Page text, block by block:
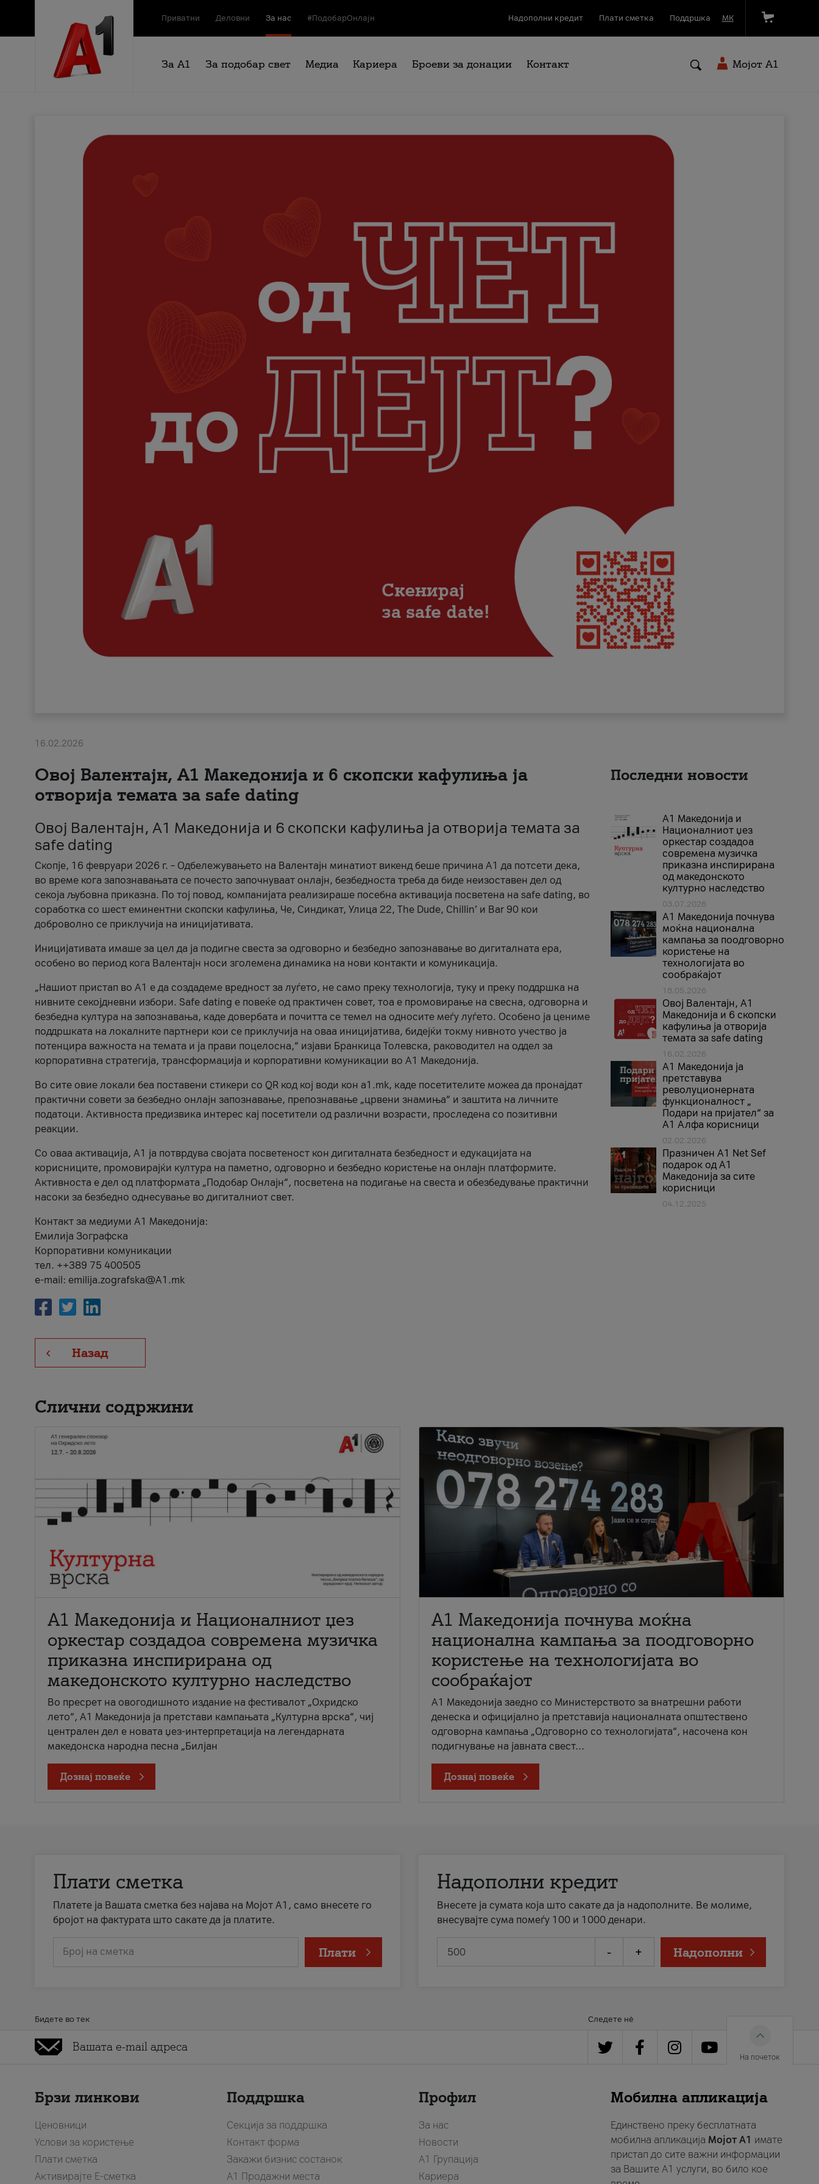
Приватни Деловни За нас #ПодобарОнлајн Надополни кредит Плати сметка Поддршка МК
За А1 За подобар свет Медиа Кариера Броеви за донации Контакт Мојот A1
16.02.2026
Овој Валентајн, A1 Македонија и 6 скопски кафулиња ја
отворија темата за safe dating
Овој Валентајн, A1 Македонија и 6 скопски кафулиња ја отворија темата за
safe dating
Скопје, 16 февруари 2026 г. – Одбележувањето на Валентајн минатиот викенд беше причина А1 да потсети дека,
во време кога запознавањата се почесто започнуваат онлајн, безбедноста треба да биде неизоставен дел од
секоја љубовна приказна. По тој повод, компанијата реализираше посебна активација посветена на safe dating, во
соработка со шест еминентни скопски кафулиња, Че, Синдикат, Улица 22, The Dude, Chillin’ и Bar 90 кои
доброволно се приклучија на иницијативата.
Иницијативата имаше за цел да ја подигне свеста за одговорно и безбедно запознавање во дигиталната ера,
особено во период кога Валентајн носи зголемена динамика на нови контакти и комуникација.
„Нашиот пристап во А1 е да создадеме вредност за луѓето, не само преку технологија, туку и преку поддршка на
нивните секојдневни избори. Safe dating е повеќе од практичен совет, тоа е промовирање на свесна, одговорна и
безбедна култура на запознавања, каде довербата и почитта се темел на односите меѓу луѓето. Особено ја цениме
поддршката на локалните партнери кои се приклучија на оваа иницијатива, бидејќи токму нивното учество ја
потенцира важноста на темата и ја прави поцелосна,“ изјави Бранкица Толевска, раководител на оддел за
корпоративна стратегија, трансформација и корпоративни комуникации во А1 Македонија.
Во сите овие локали беа поставени стикери со QR код кој води кон a1.mk, каде посетителите можеа да пронајдат
практични совети за безбедно онлајн запознавање, препознавање „црвени знамиња“ и заштита на личните
податоци. Активноста предизвика интерес кај посетители од различни возрасти, проследена со позитивни
реакции.
Со оваа активација, А1 ја потврдува својата посветеност кон дигиталната безбедност и едукацијата на
корисниците, промовирајќи култура на паметно, одговорно и безбедно користење на онлајн платформите.
Активноста е дел од платформата „Подобар Онлајн“, посветена на подигање на свеста и обезбедување практични
насоки за безбедно однесување во дигиталниот свет.
Контакт за медиуми А1 Македонија:
Емилија Зографска
Корпоративни комуникации
тел. ++389 75 400505
e-mail: emilija.zografska@A1.mk
Назад
Последни новости
А1 Македонија и
Националниот џез
оркестар создадоа
современа музичка
приказна инспирирана
од македонското
културно наследство
03.07.2026
A1 Македонија почнува
моќна национална
кампања за поодговорно
користење на
технологијата во
сообраќајот
18.05.2026
Овој Валентајн, A1
Македонија и 6 скопски
кафулиња ја отворија
темата за safe dating
16.02.2026
А1 Македонија ја
претставува
револуционерната
функционалност „
Подари на пријател“ за
А1 Алфа корисници
02.02.2026
Празничен A1 Net Sеf
подарок од А1
Македонија за сите
корисници
04.12.2025
Слични содржини
А1 Македонија и Националниот џез
оркестар создадоа современа музичка
приказна инспирирана од
македонското културно наследство
Во пресрет на овогодишното издание на фестивалот „Охридско
лето“, А1 Македонија ја претстави кампањата „Културна врска“, чиј
централен дел е новата џез-интерпретација на легендарната
македонска народна песна „Билјан
Дознај повеќе
A1 Македонија почнува моќна
национална кампања за поодговорно
користење на технологијата во
сообраќајот
A1 Македонија заедно со Министерството за внатрешни работи
денеска и официјално ја претставија националната општествено
одговорна кампања „Одговорно со технологијата“, насочена кон
подигнување на јавната свест...
Дознај повеќе
Плати сметка
Платете ја Вашата сметка без најава на Мојот А1, само внесете го
бројот на фактурата што сакате да ја платите.
Број на сметка Плати
Надополни кредит
Внесете ја сумата која што сакате да ја надополните. Ве молиме,
внесувајте сума помеѓу 100 и 1000 денари.
- + Надополни
Бидете во тек Следете нè
На почеток
Брзи линкови
Ценовници
Услови за користење
Плати сметка
Активирајте Е-сметка
Поддршка
Секција за поддршка
Контакт форма
Закажи бизнис состанок
A1 Продажни места
Профил
За нас
Новости
А1 Групација
Кариера
Мобилна апликација
Единствено преку бесплатната
мобилна апликација Мојот A1 имате
пристап до сите важни информации
за Вашите A1 услуги, во било кое